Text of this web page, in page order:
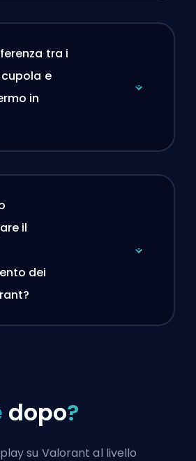
tra i
e
in
il
dei
dopo?
su Valorant al livello